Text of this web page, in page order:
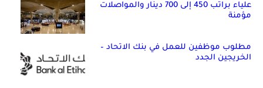
علياء براتب 450 إلى 700 دينار والمواصلات
مؤمنة
مطلوب موظفين للعمل في بنك الاتحاد –
الخريجين الجدد